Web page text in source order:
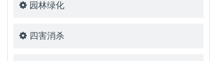
园林绿化
四害消杀